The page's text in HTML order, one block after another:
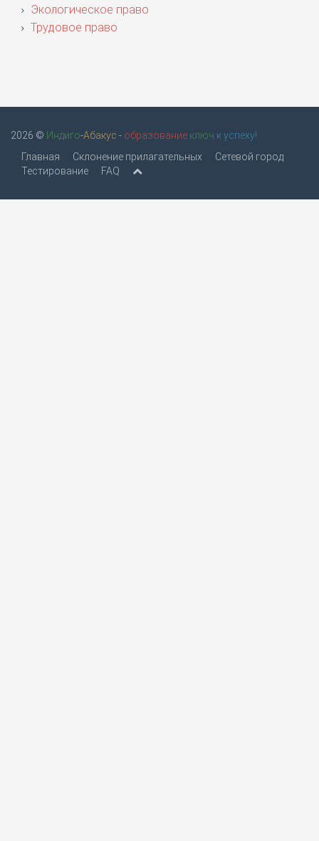
Экологическое право
Трудовое право
2026 © Индиго-Абакус - образование ключ к успеху!
Главная
Склонение прилагательных
Сетевой город
Тестирование
FAQ